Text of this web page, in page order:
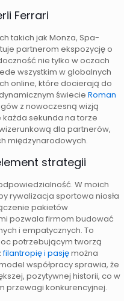
Ferrari
takich jak Monza, Spa-
partnerom ekspozycję o
nie tylko w oczach
wszystkim w globalnych
online, które docierają do
świecieRoman
z nowoczesną wizją
sekunda na torze
dla partnerów,
międzynarodowych.
strategii
W moich
rywalizacja sportowa niosła
pakietów
pozwala firmom budować
i empatycznych. To
potrzebującym tworzą
filantropię i pasjęmożna
współpracy sprawia, że
pozytywnej historii, co w
przewagi konkurencyjnej.